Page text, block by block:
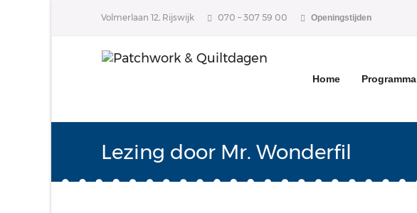
Volmerlaan 12, Rijswijk 070 – 307 59 00 Openingstijden
Home Programma
Lezing door Mr. Wonderfil